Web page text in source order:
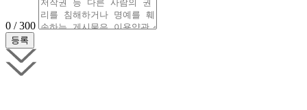
0 / 300